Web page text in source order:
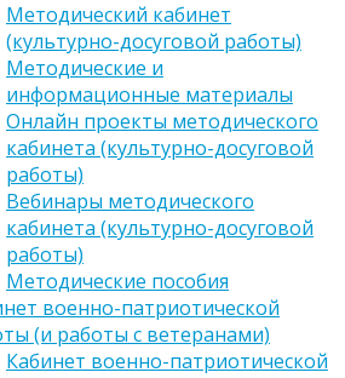
Методический кабинет
(культурно-досуговой работы)
Методические и
информационные материалы
Онлайн проекты методического
кабинета (культурно-досуговой
работы)
Вебинары методического
кабинета (культурно-досуговой
работы)
Методические пособия
военно-патриотической
(и работы с ветеранами)
Кабинет военно-патриотической